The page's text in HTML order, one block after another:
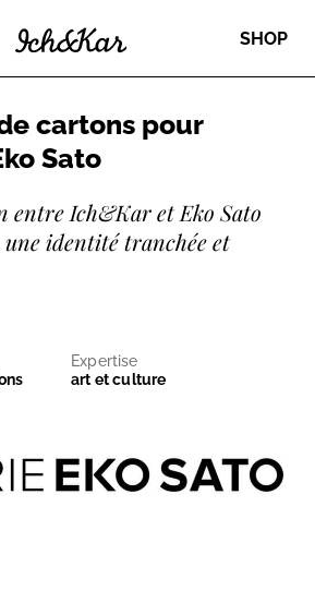
SHOP
cartons pour
Sato
entre Ich&Kar et Eko Sato
identité tranchée et
Expertise
art et culture